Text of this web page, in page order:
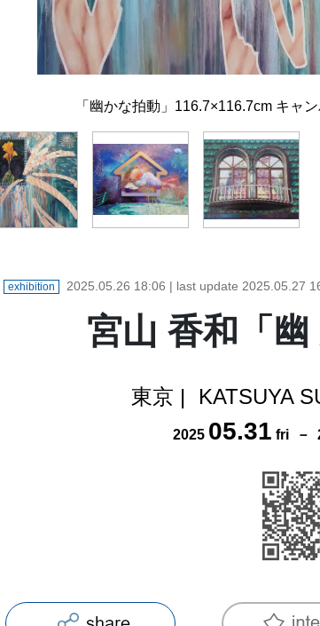
「幽かな拍動」116.7×116.7cm キャ
「Lagrange Point」
「餞」38.0×45.5cm キ
exhibition 2025.05.26 18:06 | last update 2025.05.27
宮山 香和「幽
東京 | KATSUYA
2025 05.31 fri －